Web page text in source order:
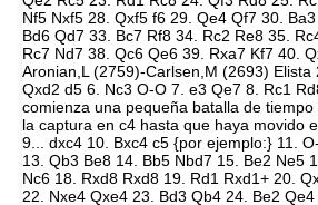
Nf5 Nxf5 28. Qxf5 f6 29. Qe4 Qf7 30.
Bd6 Qd7 33. Bc7 Rf8 34. Rc2 Re8 35.
Rc7 Nd7 38. Qc6 Qe6 39. Rxa7 Kf7 40.
Aronian,L (2759)-Carlsen,M (2693) Elista
Qxd2 d5 6. Nc3 O-O 7. e3 Qe7 8. Rc1
comienza una pequeña batalla de
la captura en c4 hasta que haya movido
9... dxc4 10. Bxc4 c5 {por ejemplo:} 11.
13. Qb3 Be8 14. Bb5 Nbd7 15. Be2 Ne5
Nc6 18. Rxd8 Rxd8 19. Rd1 Rxd1+ 20.
22. Nxe4 Qxe4 23. Bd3 Qb4 24. Be2